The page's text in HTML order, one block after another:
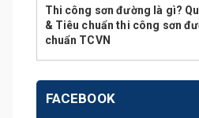
Thi công sơn đường là gì?
& Tiêu chuẩn thi công sơn
chuẩn TCVN
FACEBOOK